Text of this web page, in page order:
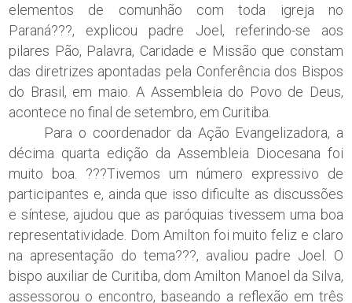
elementos de comunhão com toda igreja no
Paraná???, explicou padre Joel, referindo-se aos
pilares Pão, Palavra, Caridade e Missão que constam
das diretrizes apontadas pela Conferência dos Bispos
do Brasil, em maio. A Assembleia do Povo de Deus,
acontece no final de setembro, em Curitiba.
Para o coordenador da Ação Evangelizadora, a
décima quarta edição da Assembleia Diocesana foi
muito boa. ???Tivemos um número expressivo de
participantes e, ainda que isso dificulte as discussões
e síntese, ajudou que as paróquias tivessem uma boa
representatividade. Dom Amilton foi muito feliz e claro
na apresentação do tema???, avaliou padre Joel. O
bispo auxiliar de Curitiba, dom Amilton Manoel da Silva,
assessorou o encontro, baseando a reflexão em três